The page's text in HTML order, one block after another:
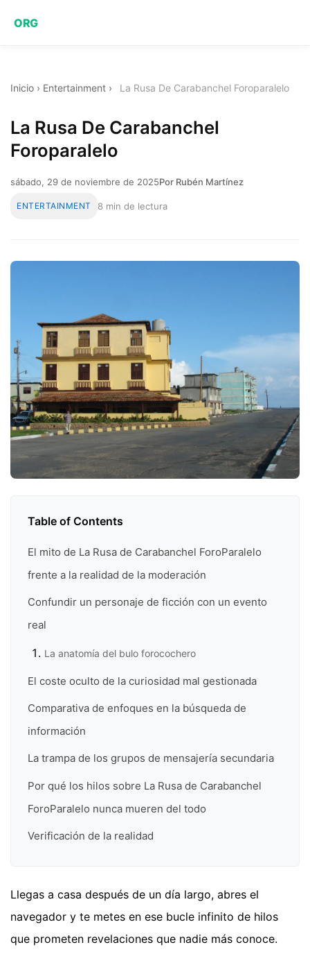
ORG
Inicio › Entertainment › La Rusa De Carabanchel Foroparalelo
La Rusa De Carabanchel
Foroparalelo
sábado, 29 de noviembre de 2025Por Rubén Martínez
ENTERTAINMENT 8 min de lectura
Table of Contents
El mito de La Rusa de Carabanchel ForoParalelo
frente a la realidad de la moderación
Confundir un personaje de ficción con un evento
real
La anatomía del bulo forocochero
El coste oculto de la curiosidad mal gestionada
Comparativa de enfoques en la búsqueda de
información
La trampa de los grupos de mensajería secundaria
Por qué los hilos sobre La Rusa de Carabanchel
ForoParalelo nunca mueren del todo
Verificación de la realidad
Llegas a casa después de un día largo, abres el
navegador y te metes en ese bucle infinito de hilos
que prometen revelaciones que nadie más conoce.